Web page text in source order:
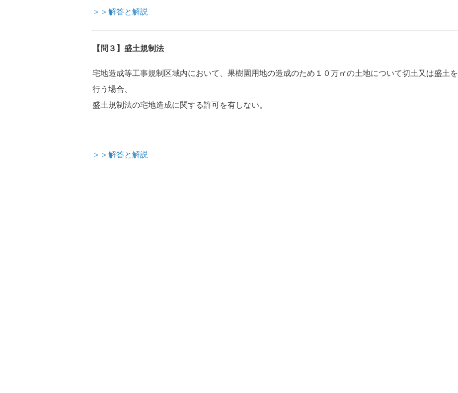
＞＞解答と解説
【問３】盛土規制法
宅地造成等工事規制区域内において、果樹園用地の造成のため１０万㎡の土地について切土又は盛土を
行う場合、
盛土規制法の宅地造成に関する許可を有しない。
＞＞解答と解説